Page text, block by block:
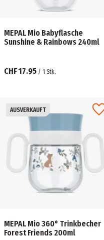
MEPAL Mio Babyflasche
Sunshine & Rainbows 240ml
CHF 17.95 / 1 Stk.
AUSVERKAUFT
MEPAL Mio 360° Trinkbecher
Forest Friends 200ml